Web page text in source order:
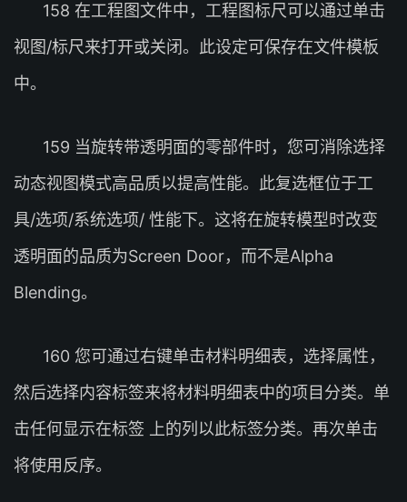
158 在工程图文件中，工程图标尺可以通过单击
视图/标尺来打开或关闭。此设定可保存在文件模板
中。
159 当旋转带透明面的零部件时，您可消除选择
动态视图模式高品质以提高性能。此复选框位于工
具/选项/系统选项/ 性能下。这将在旋转模型时改变
透明面的品质为Screen Door，而不是Alpha
Blending。
160 您可通过右键单击材料明细表，选择属性，
然后选择内容标签来将材料明细表中的项目分类。单
击任何显示在标签 上的列以此标签分类。再次单击
将使用反序。